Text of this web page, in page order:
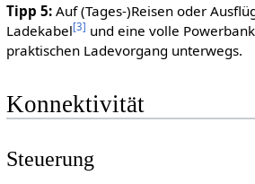
Tipp 5:Auf (Tages-)Reisen oder
Ladekabel[3] und eine volle
praktischen Ladevorgang unterwegs.
Konnektivität
Steuerung